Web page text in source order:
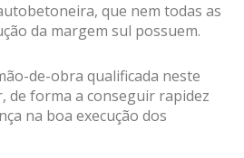
que nem todas as
da margem sul possuem.
de-obra qualificada neste
de forma a conseguir rapidez
na boa execução dos